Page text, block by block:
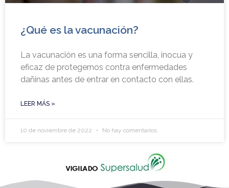
¿Qué es la vacunación?
La vacunación es una forma sencilla, inocua y
eficaz de protegernos contra enfermedades
dañinas antes de entrar en contacto con ellas.
LEER MÁS »
10 de noviembre de 2022 No hay comentarios